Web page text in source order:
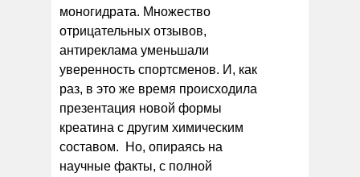
моногидрата. Множество
отрицательных отзывов,
антиреклама уменьшали
уверенность спортсменов. И, как
раз, в это же время происходила
презентация новой формы
креатина с другим химическим
составом. Но, опираясь на
научные факты, с полной